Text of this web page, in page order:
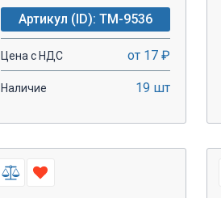
Артикул (ID): TM-9536
Цена с НДС от 17 ₽
Наличие 19 шт